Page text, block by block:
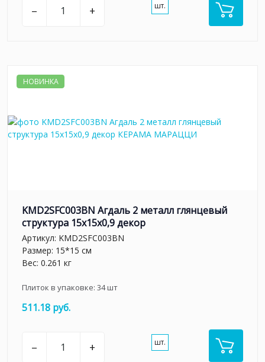
– + шт.
НОВИНКА
KMD2SFC003BN Агдаль 2 металл глянцевый
структура 15x15x0,9 декор
Артикул: KMD2SFC003BN
Размер: 15*15 см
Вес: 0.261 кг
Плиток в упаковке: 34шт
511.18 руб.
– + шт.